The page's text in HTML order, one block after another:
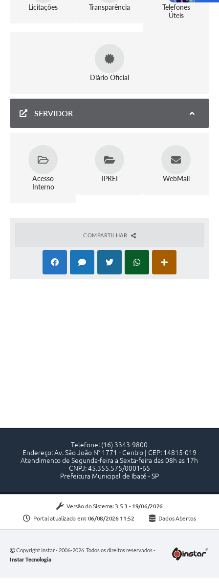
Licitações Transparência
Telefones
Úteis
Diário Oficial
SERVIDOR
Acesso
Interno
IPREI WebMail
COMPARTILHAR
Telefone: (16) 3343-9800
Endereço: Av. São João N° 1771 - Centro | CEP: 14815-019
Atendimento de Segunda-feira a Sexta-feira das 08h as 17h
CNPJ: 45.355.575/0001-65
Prefeitura Municipal de Ibaté - SP
Versão do Sistema: 3.5.3 - 19/06/2026
Portal atualizado em: 06/08/2026 11:52 Dados Abertos
Copyright Instar - 2006-2026. Todos os direitos reservados -
Instar Tecnologia